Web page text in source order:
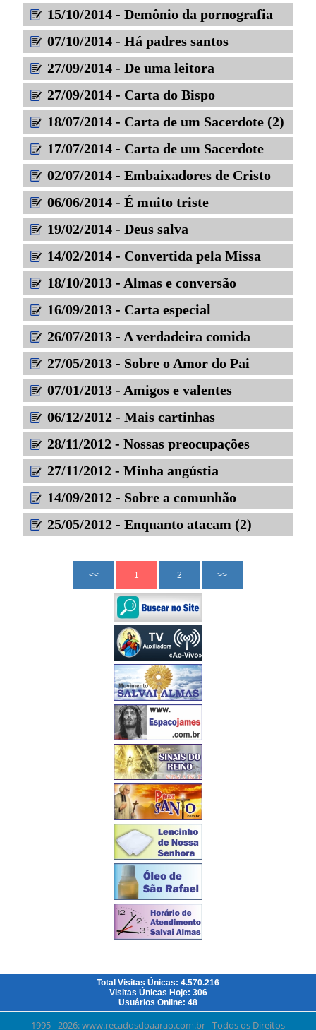
15/10/2014 - Demônio da pornografia
07/10/2014 - Há padres santos
27/09/2014 - De uma leitora
27/09/2014 - Carta do Bispo
18/07/2014 - Carta de um Sacerdote (2)
17/07/2014 - Carta de um Sacerdote
02/07/2014 - Embaixadores de Cristo
06/06/2014 - É muito triste
19/02/2014 - Deus salva
14/02/2014 - Convertida pela Missa
18/10/2013 - Almas e conversão
16/09/2013 - Carta especial
26/07/2013 - A verdadeira comida
27/05/2013 - Sobre o Amor do Pai
07/01/2013 - Amigos e valentes
06/12/2012 - Mais cartinhas
28/11/2012 - Nossas preocupações
27/11/2012 - Minha angústia
14/09/2012 - Sobre a comunhão
25/05/2012 - Enquanto atacam (2)
Total Visitas Únicas: 4.570.216
Visitas Únicas Hoje: 306
Usuários Online: 48
1995 - 2026: www.recadosdoaarao.com.br - Todos os Direitos